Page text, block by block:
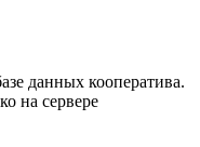
данных кооператива.
на сервере